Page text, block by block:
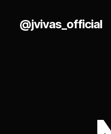
@jvivas_official